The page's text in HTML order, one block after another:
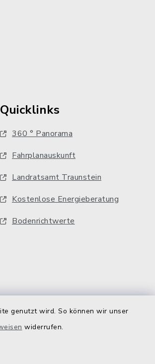
genutzt wird. So können wir unser
widerrufen.
Quicklinks
360 ° Panorama
Fahrplanauskunft
Landratsamt Traunstein
Kostenlose Energieberatung
Bodenrichtwerte